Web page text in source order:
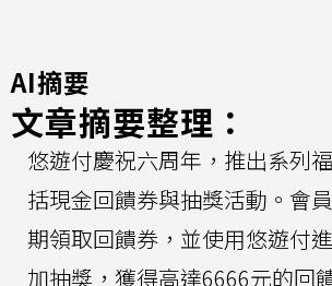
AI摘要
文章摘要整理：
悠遊付慶祝六周年，推出系列
括現金回饋券與抽獎活動。會
期領取回饋券，並使用悠遊付
加抽獎，獲得高達6666元的回